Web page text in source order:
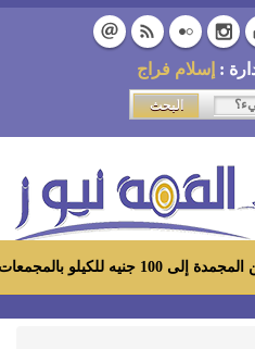
: إسلام فراج
رمضان»